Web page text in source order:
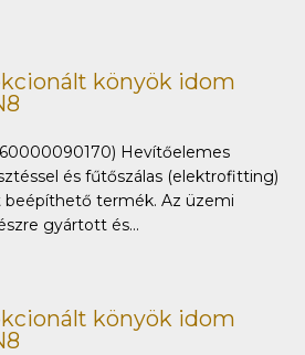
könyök idom
Hevítőelemes
és fűtőszálas (elektrofitting)
beépíthető termék. Az üzemi
gyártott és...
könyök idom